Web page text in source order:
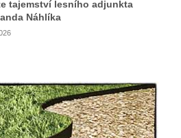
Alejní u zámecké
v Duchcově
II. na hřbitově ve
tajemství lesního adjunkta
Náhlíka